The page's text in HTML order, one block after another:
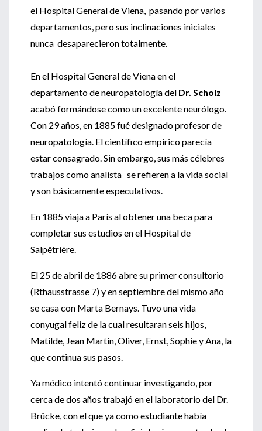
el Hospital General de Viena, pasando por varios
departamentos, pero sus inclinaciones iniciales
nunca desaparecieron totalmente.
En el Hospital General de Viena en el
departamento de neuropatología del Dr. Scholz
acabó formándose como un excelente neurólogo.
Con 29 años, en 1885 fué designado profesor de
neuropatología. El científico empírico parecía
estar consagrado. Sin embargo, sus más célebres
trabajos como analista se refieren a la vida social
y son básicamente especulativos.
En 1885 viaja a París al obtener una beca para
completar sus estudios en el Hospital de
Salpêtrière.
El 25 de abril de 1886 abre su primer consultorio
(Rthausstrasse 7) y en septiembre del mismo año
se casa con Marta Bernays. Tuvo una vida
conyugal feliz de la cual resultaran seis hijos,
Matilde, Jean Martín, Oliver, Ernst, Sophie y Ana, la
que continua sus pasos.
Ya médico intentó continuar investigando, por
cerca de dos años trabajó en el laboratorio del Dr.
Brücke, con el que ya como estudiante había